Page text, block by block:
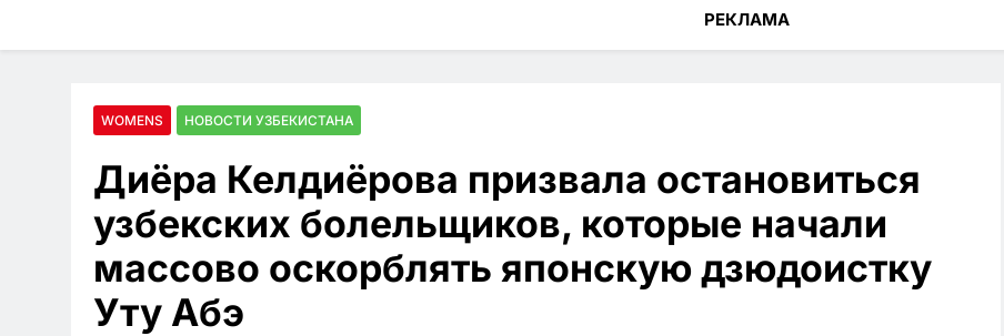
РЕКЛАМА
WOMENS НОВОСТИ УЗБЕКИСТАНА
Диёра Келдиёрова призвала остановиться
узбекских болельщиков, которые начали
массово оскорблять японскую дзюдоистку
Уту Абэ